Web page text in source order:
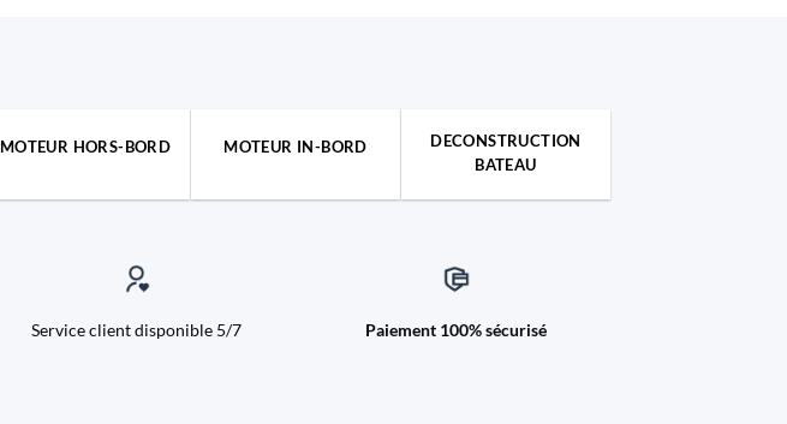
MOTEUR HORS-BORD MOTEUR IN-BORD
DECONSTRUCTION
BATEAU
Service client disponible 5/7 Paiement 100% sécurisé